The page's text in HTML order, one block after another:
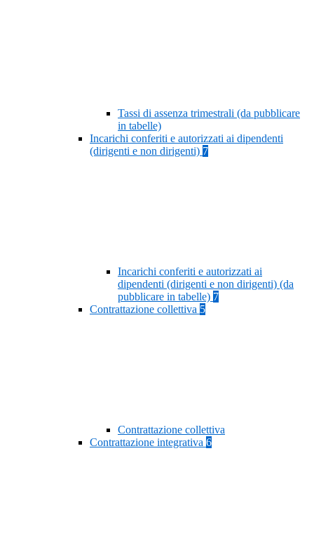
Tassi di assenza trimestrali (da pubblicare
in tabelle)
Incarichi conferiti e autorizzati ai dipendenti
(dirigenti e non dirigenti) 7
Incarichi conferiti e autorizzati ai
dipendenti (dirigenti e non dirigenti) (da
pubblicare in tabelle) 7
Contrattazione collettiva 5
Contrattazione collettiva
Contrattazione integrativa 6